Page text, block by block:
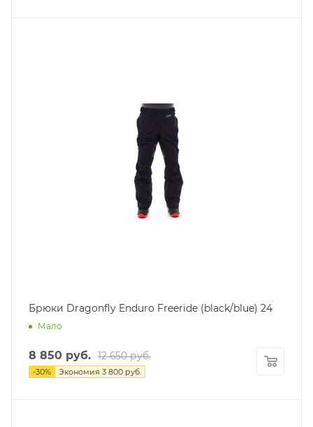
Брюки Dragonfly Enduro Freeride (black/blue) 24
Мало
8 850 руб. 12 650руб.
-30% Экономия 3 800 руб.